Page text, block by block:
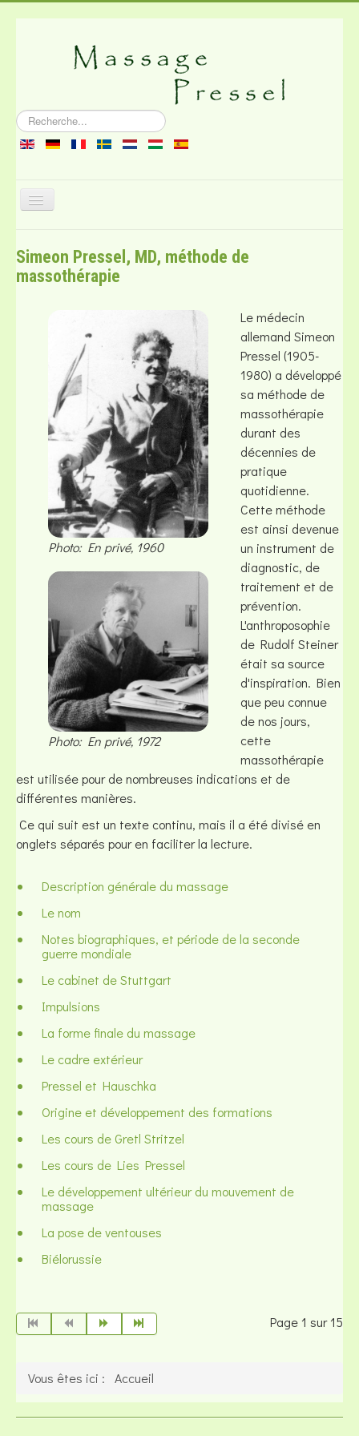
Rechercher
Basculer
Littérature
Simeon Pressel, MD, méthode de
massothérapie
Photo: En privé, 1960
Photo: En privé, 1972
Le médecin
allemand Simeon
Pressel (1905-
1980) a développé
sa méthode de
massothérapie
durant des
décennies de
pratique
quotidienne.
Cette méthode
est ainsi devenue
un instrument de
diagnostic, de
traitement et de
prévention.
L'anthroposophie
de Rudolf Steiner
était sa source
d'inspiration. Bien
que peu connue
de nos jours,
cette
massothérapie
est utilisée pour de nombreuses indications et de
différentes manières.
Ce qui suit est un texte continu, mais il a été divisé en
onglets séparés pour en faciliter la lecture.
Description générale du massage
Le nom
Notes biographiques, et période de la seconde
guerre mondiale
Le cabinet de Stuttgart
Impulsions
La forme finale du massage
Le cadre extérieur
Pressel et Hauschka
Origine et développement des formations
Les cours de Gretl Stritzel
Les cours de Lies Pressel
Le développement ultérieur du mouvement de
massage
La pose de ventouses
Biélorussie
Page 1 sur 15
Vous êtes ici : Accueil